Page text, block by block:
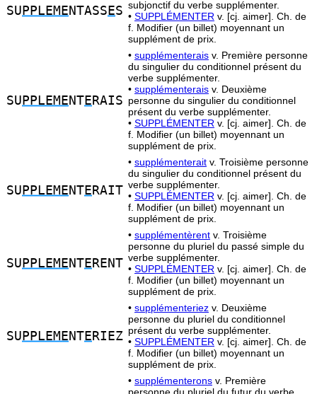
SU PPLEME NTASS ES subjonctif du verbe supplémenter.
• SUPPLÉMENTER v. [cj. aimer]. Ch. de
f. Modifier (un billet) moyennant un
supplément de prix.
SU PPLEME NTE RAIS
• supplémenterais v. Première personne
du singulier du conditionnel présent du
verbe supplémenter.
• supplémenterais v. Deuxième
personne du singulier du conditionnel
présent du verbe supplémenter.
• SUPPLÉMENTER v. [cj. aimer]. Ch. de
f. Modifier (un billet) moyennant un
supplément de prix.
SU PPLEME NTE RAIT
• supplémenterait v. Troisième personne
du singulier du conditionnel présent du
verbe supplémenter.
• SUPPLÉMENTER v. [cj. aimer]. Ch. de
f. Modifier (un billet) moyennant un
supplément de prix.
SU PPLEME NTE RENT
• supplémentèrent v. Troisième
personne du pluriel du passé simple du
verbe supplémenter.
• SUPPLÉMENTER v. [cj. aimer]. Ch. de
f. Modifier (un billet) moyennant un
supplément de prix.
SU PPLEME NTE RIEZ
• supplémenteriez v. Deuxième
personne du pluriel du conditionnel
présent du verbe supplémenter.
• SUPPLÉMENTER v. [cj. aimer]. Ch. de
f. Modifier (un billet) moyennant un
supplément de prix.
• supplémenterons v. Première